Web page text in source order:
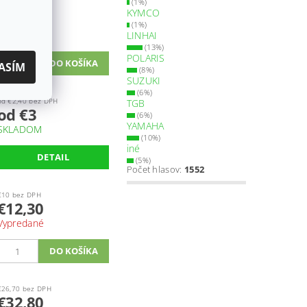
€2,40 bez DPH
€3
DETAIL
bez DPH
bez DPH
KYMCO
(1%)
LINHAI
(13%)
POLARIS
(8%)
SUZUKI
(6%)
TGB
(6%)
YAMAHA
(10%)
iné
(5%)
Počet hlasov: 1552